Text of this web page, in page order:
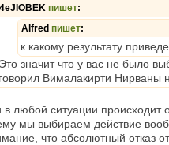
4eJIOBEK пишет:
Alfred пишет:
к какому результату
Это значит что у вас не было
говорил Вималакирти Нирваны
в любой ситуации происходит
мы выбираем действие
что абсолютный отказ